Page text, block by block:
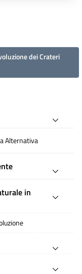
dei Crateri
Alternativa
in